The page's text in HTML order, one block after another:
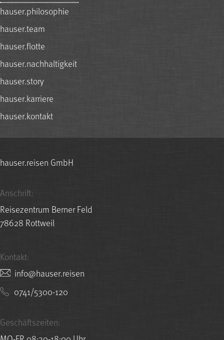
hauser.philosophie
hauser.team
hauser.flotte
hauser.nachhaltigkeit
hauser.story
hauser.karriere
hauser.kontakt
hauser.reisen GmbH
Anschrift:
Reisezentrum Berner Feld
78628 Rottweil
Kontakt:
nesier.resuah@ofni
0741/5300-120
Geschäftszeiten: